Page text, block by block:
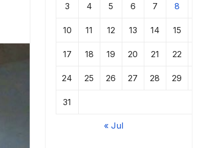
3 4 5 6 7 8
10 11 12 13 14 15
17 18 19 20 21 22
24 25 26 27 28 29
31
« Jul